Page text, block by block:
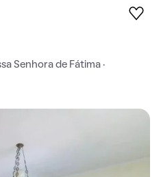
Senhora de Fátima ·